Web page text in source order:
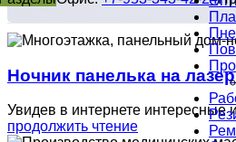
Ночник панелька на
Увидев в интернете
продолжить чтение